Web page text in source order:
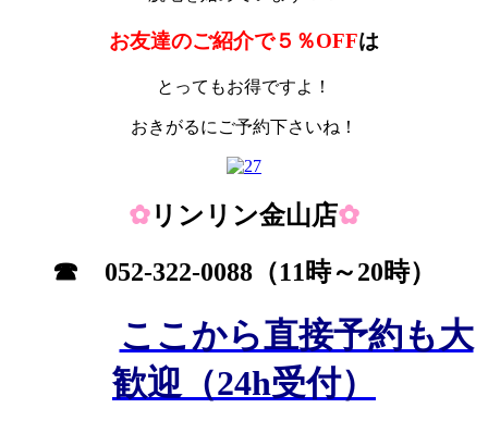
お友達のご紹介で５％OFFは
とってもお得ですよ！
おきがるにご予約下さいね！
✿リンリン金山店✿
☎ 052-322-0088 （11時～20時）
ここから直接予約も大
歓迎（24h受付）